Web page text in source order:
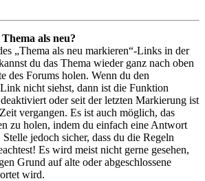
als neu?
„Thema als neu markieren“-Links in der
du das Thema wieder ganz nach oben
des Forums holen. Wenn du den
nicht siehst, dann ist die Funktion
oder seit der letzten Markierung ist
vergangen. Es ist auch möglich, das
zu holen, indem du einfach eine Antwort
jedoch sicher, dass du die Regeln
Es wird meist nicht gerne gesehen,
Grund auf alte oder abgeschlossene
wird.